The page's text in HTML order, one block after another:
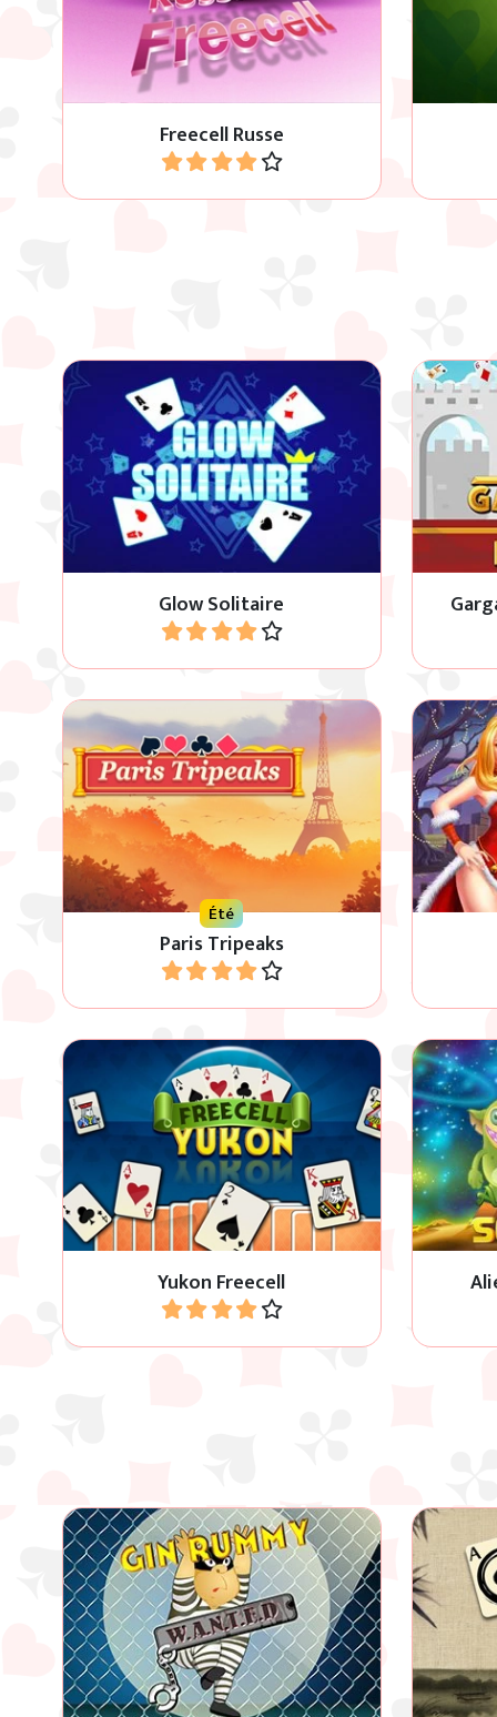
Freecell Russe
Freecell.
Jouer
Glow Solitaire
8 niveaux de Klondike Solitaire,
chaque nouveau niveau plus difficile
que le précédent.
Jouer
Été
Paris Tripeaks
Ce jeu de Tripeaks vous fait visiter
la France et Paris en été.
Jouer
Yukon Freecell
Le principe du Yukon Freecell est de
placer les cartes en ordre croissant
sur les quatre fondations.
Jouer
Aide les
Jouez à ce jeu classique de Gin Rami
à 2.
ce